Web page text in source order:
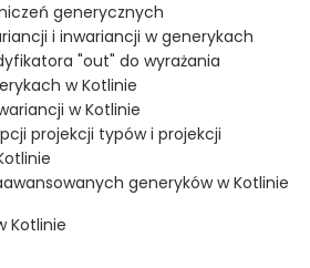
generycznych
i inwariancji w generykach
"out" do wyrażania
w Kotlinie
w Kotlinie
projekcji typów i projekcji
generyków w Kotlinie
Kotlinie